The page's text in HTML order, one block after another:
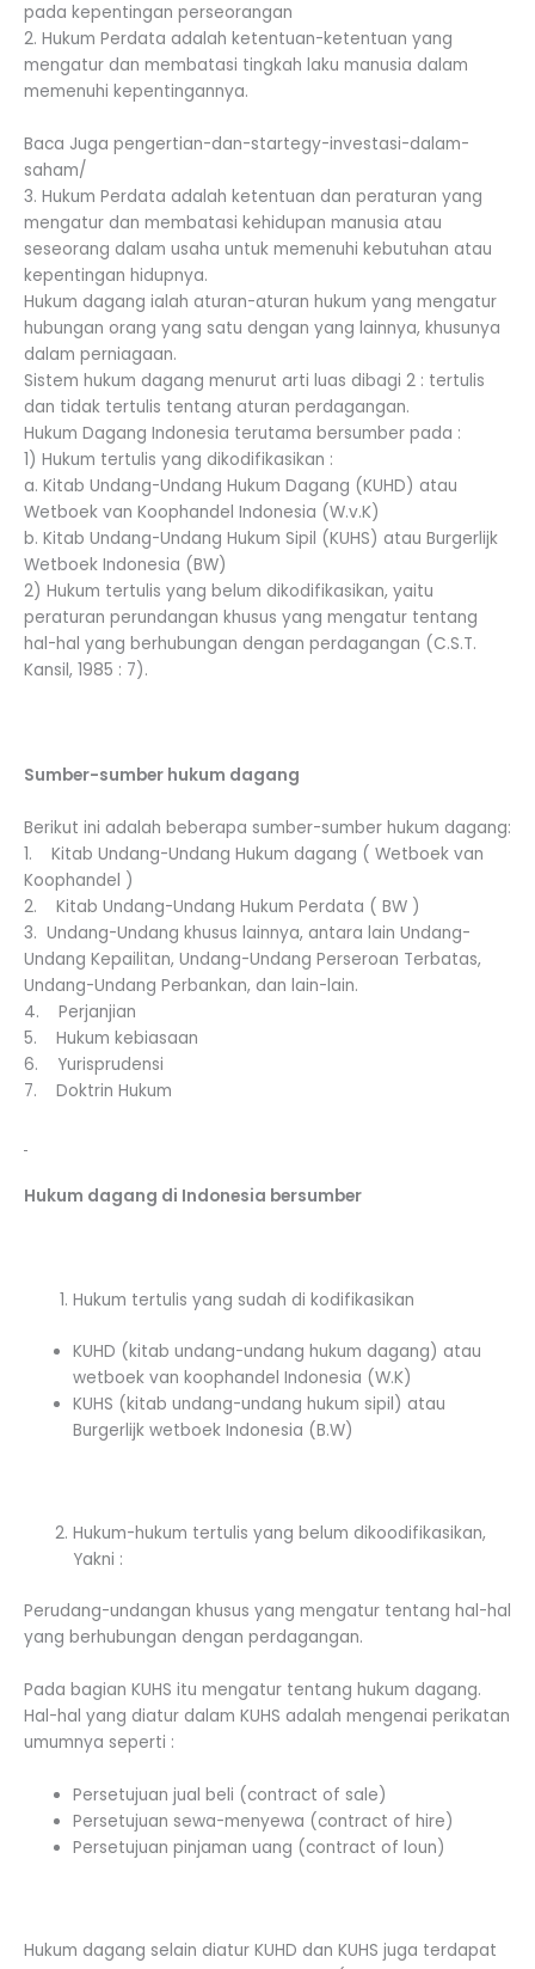
pada kepentingan perseorangan
2. Hukum Perdata adalah ketentuan-ketentuan yang
mengatur dan membatasi tingkah laku manusia dalam
memenuhi kepentingannya.
Baca Juga pengertian-dan-startegy-investasi-dalam-
saham/
3. Hukum Perdata adalah ketentuan dan peraturan yang
mengatur dan membatasi kehidupan manusia atau
seseorang dalam usaha untuk memenuhi kebutuhan atau
kepentingan hidupnya.
Hukum dagang ialah aturan-aturan hukum yang mengatur
hubungan orang yang satu dengan yang lainnya, khusunya
dalam perniagaan.
Sistem hukum dagang menurut arti luas dibagi 2 : tertulis
dan tidak tertulis tentang aturan perdagangan.
Hukum Dagang Indonesia terutama bersumber pada :
1) Hukum tertulis yang dikodifikasikan :
a. Kitab Undang-Undang Hukum Dagang (KUHD) atau
Wetboek van Koophandel Indonesia (W.v.K)
b. Kitab Undang-Undang Hukum Sipil (KUHS) atau Burgerlijk
Wetboek Indonesia (BW)
2) Hukum tertulis yang belum dikodifikasikan, yaitu
peraturan perundangan khusus yang mengatur tentang
hal-hal yang berhubungan dengan perdagangan (C.S.T.
Kansil, 1985 : 7).
Sumber-sumber hukum dagang
Berikut ini adalah beberapa sumber-sumber hukum dagang:
1. Kitab Undang-Undang Hukum dagang ( Wetboek van
Koophandel )
2. Kitab Undang-Undang Hukum Perdata ( BW )
3. Undang-Undang khusus lainnya, antara lain Undang-
Undang Kepailitan, Undang-Undang Perseroan Terbatas,
Undang-Undang Perbankan, dan lain-lain.
4. Perjanjian
5. Hukum kebiasaan
6. Yurisprudensi
7. Doktrin Hukum
Hukum dagang di Indonesia bersumber
Hukum tertulis yang sudah di kodifikasikan
KUHD (kitab undang-undang hukum dagang) atau
wetboek van koophandel Indonesia (W.K)
KUHS (kitab undang-undang hukum sipil) atau
Burgerlijk wetboek Indonesia (B.W)
Hukum-hukum tertulis yang belum dikoodifikasikan,
Yakni :
Perudang-undangan khusus yang mengatur tentang hal-hal
yang berhubungan dengan perdagangan.
Pada bagian KUHS itu mengatur tentang hukum dagang.
Hal-hal yang diatur dalam KUHS adalah mengenai perikatan
umumnya seperti :
Persetujuan jual beli (contract of sale)
Persetujuan sewa-menyewa (contract of hire)
Persetujuan pinjaman uang (contract of loun)
Hukum dagang selain diatur KUHD dan KUHS juga terdapat